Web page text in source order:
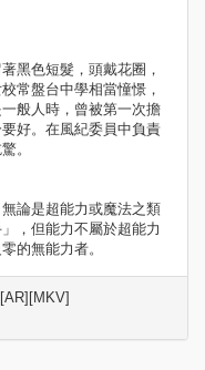
黑色短髮，頭戴花圈，
常盤台中學相當憧憬，
般人時，曾被第一次擔
好。在風紀委員中負責
。
論是超能力或魔法之類
，但能力不屬於超能力
的無能力者。